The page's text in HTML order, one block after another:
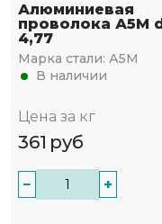
Алюминиевая
проволока А5М d
4,77
Марка стали: А5М
В наличии
Цена за кг
361 руб
− +